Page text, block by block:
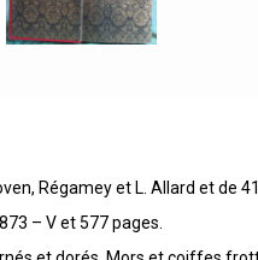
Régamey et L. Allard et de
– V et 577 pages.